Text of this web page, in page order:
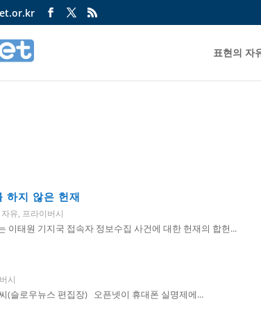
표현의 자
하지 않은 헌재
유, 프라이버시
이태원 기지국 접속자 정보수집 사건에 대한 헌재의 합헌...
시
(슬로우뉴스 편집장) 오픈넷이 휴대폰 실명제에...